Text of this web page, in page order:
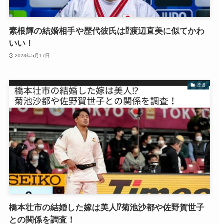
素根輝の結婚相手や歴代彼氏は⁉︎渡辺直美に似てかわ
いい！
2023年5月17日
柔道
橋本壮市の結婚した嫁は美人⁉︎菊池沙都や佐野賀世子
との関係を調査！